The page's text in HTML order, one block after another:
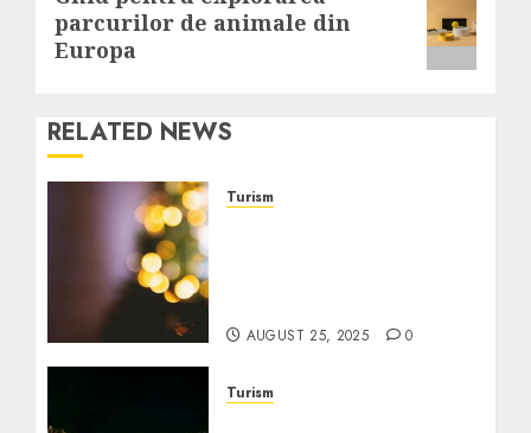
post:
parcurilor de animale din
Europa
RELATED NEWS
Turism
AUGUST 25, 2025 0
Turism